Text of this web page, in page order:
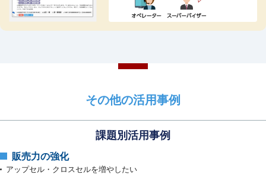
その他の活用事例
課題別活用事例
販売⼒の強化
アップセル・クロスセルを増やしたい